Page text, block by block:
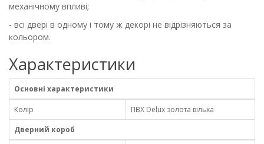
механічному впливі;
- всі двері в одному і тому ж декорі не відрізняються за
кольором.
Характеристики
Основні характеристики
Колір
ПВХ Delux золота вільха
Дверний короб